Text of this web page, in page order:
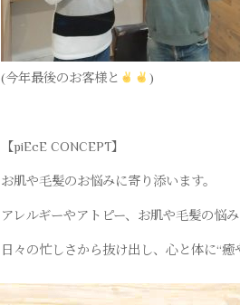
(今年最後のお客様と )
【piEcE CONCEPT】
お肌や毛髪のお悩みに寄り添います。
アレルギーやアトピー、お肌や毛髪の悩
日々の忙しさから抜け出し、心と体に“